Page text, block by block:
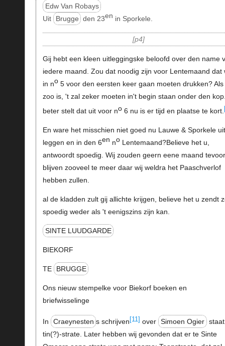
Edw Van Robays
Uit
Brugge den 23en in Sporkele.
p4
Gij hebt een kleen uitleggingske beloofd over den name
iedere maand. Zou dat noodig zijn voor Lentemaand dat
in no5 voor den eersten keer gaan moeten drukken? Als
zoo is, 't zal zeker moeten in't begin staan onder den
beter stelt dat uit voor no6 nu is er tijd en plaatse te kort.
En ware het misschien niet goed nu Lauwe & Sporkele
leggen en in den 6en noLentemaand?Believe het u,
antwoordt spoedig. Wij zouden geern eene maand
blijven zooveel te meer daar wij weldra het Paaschverlof
hebben zullen.
al de kladden zult gij allichte krijgen, believe het u zendt
spoedig weder als 't eenigszins zijn kan.
SINTE LUUDGARDE
BIEKORF
TE BRUGGE
Ons nieuw stempelke voor Biekorf boeken en
briefwisselinge
In Craeynesten s schrijven [11] over Simoen Ogier
tin(?)-strate. Later hebben wij gevonden dat er te Sinte